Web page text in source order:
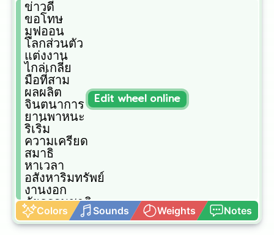
ข่าวดี
ขอโทษ
มูฟออน
โลกส่วนตัว
แต่งงาน
ไกล่เกลี่ย
มือที่สาม
ผลผลิต
จินตนาการ
ยานพาหนะ
ริเริ่ม
ความเครียด
สมาธิ
หาเวลา
อสังหาริมทรัพย์
งานงอก
ภัยธรรมชาติ
หน้ากาก
รัดตัวเอง
Colors Sounds Weights Notes
Edit wheel online